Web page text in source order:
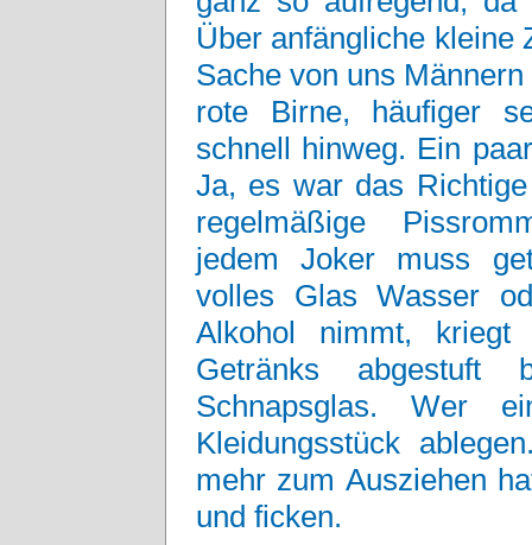
Über anfängliche kleine
Sache von uns
rote Birne, häufiger
schnell hinweg. Ein
Ja, es war das
regelmäßige
jedem Joker muss
volles Glas Wasser
Alkohol nimmt,
Getränks abgestuft
Schnapsglas. Wer
Kleidungsstück
mehr zum Ausziehen
und ficken.